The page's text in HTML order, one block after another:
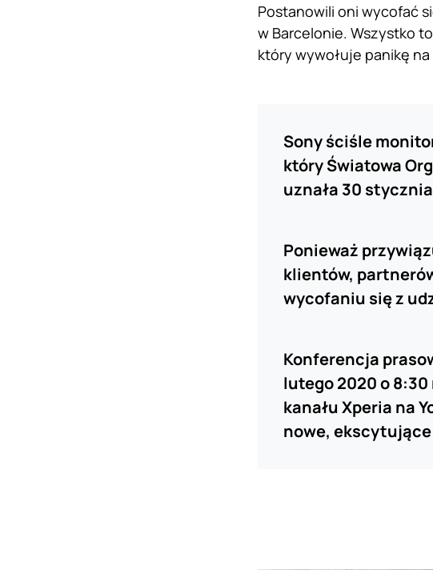
Postanowili oni wycofać
w Barcelonie. Wszystko
który wywołuje panikę na
Sony ściśle
który Światowa
uznała 30
Ponieważ
klientów,
wycofaniu się z
Konferencja
lutego 2020 o
kanału Xperia na
nowe,